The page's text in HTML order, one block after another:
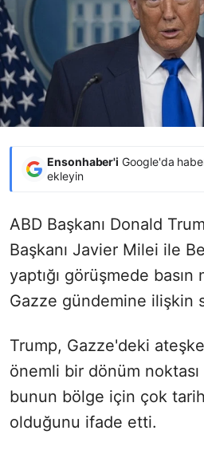
Ensonhaber'i Google'da
ekleyin
ABD Başkanı Donald
Başkanı Javier Milei ile
yaptığı görüşmede basın
Gazze gündemine ilişkin
Trump, Gazze'deki
önemli bir dönüm
bunun bölge için çok
olduğunu ifade etti.